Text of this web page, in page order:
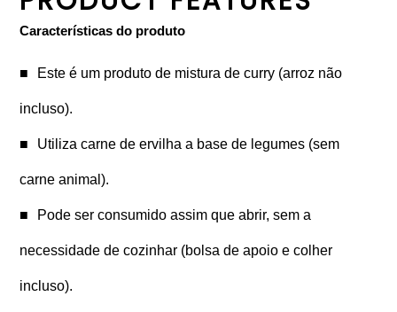
Características do produto
Este é um produto de mistura de curry (arroz não
incluso).
Utiliza carne de ervilha a base de legumes (sem
carne animal).
Pode ser consumido assim que abrir, sem a
necessidade de cozinhar (bolsa de apoio e colher
incluso).